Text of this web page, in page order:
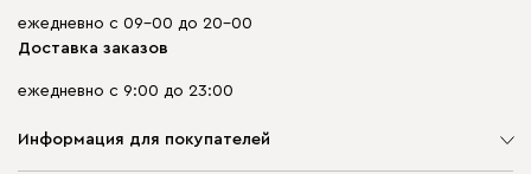
ежедневно с 09-00 до 20-00
Доставка заказов
ежедневно с 9:00 до 23:00
Информация для покупателей